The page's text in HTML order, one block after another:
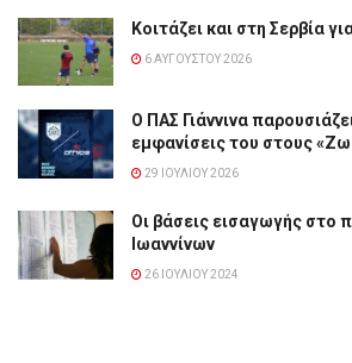
Κοιτάζει και στη Σερβία
6 ΑΥΓΟΎΣΤΟΥ 2026
Ο ΠΑΣ Γιάννινα
εμφανίσεις του στους
29 ΙΟΥΛΊΟΥ 2026
Οι βάσεις εισαγωγής στο
Ιωαννίνων
26 ΙΟΥΛΊΟΥ 2024